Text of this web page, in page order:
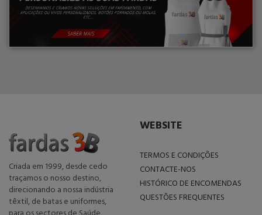
Criada em 1999, desde cedo
traçamos o nosso destino,
direcionando a nossa indústria
têxtil, de batas e uniformes,
WEBSITE
TERMOS E CONDIÇÕES
CONTACTE-NOS
HISTÓRICO DE ENCOMENDAS
QUESTÕES FREQUENTES